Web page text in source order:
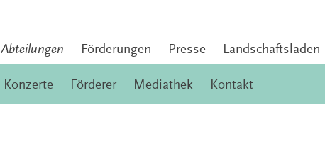
Abteilungen Förderungen Presse Landschaftsladen
Konzerte Förderer Mediathek Kontakt